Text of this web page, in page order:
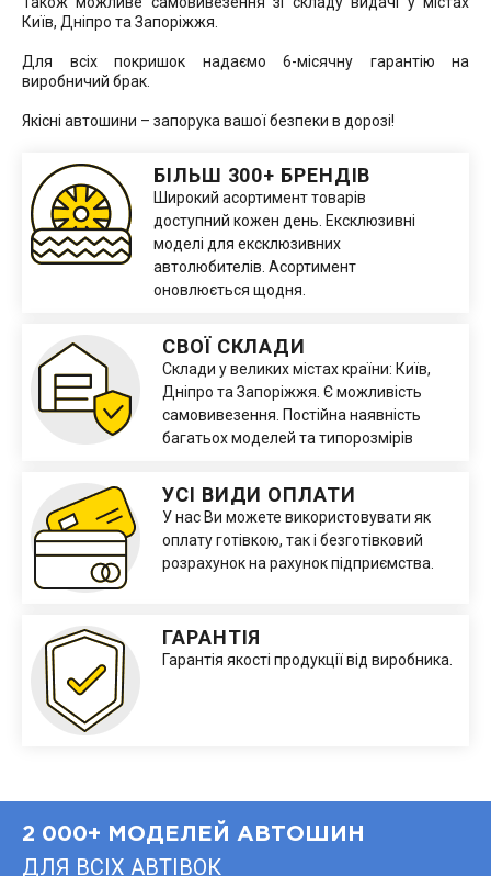
Київ, Дніпро та Запоріжжя.
Для всіх покришок надаємо 6-місячну гарантію на
виробничий брак.
Якісні автошини – запорука вашої безпеки в дорозі!
БІЛЬШ 300+ БРЕНДІВ
Широкий асортимент товарів
доступний кожен день. Ексклюзивні
моделі для ексклюзивних
автолюбителів. Асортимент
оновлюється щодня.
СВОЇ СКЛАДИ
Склади у великих містах країни: Київ,
Дніпро та Запоріжжя. Є можливість
самовивезення. Постійна наявність
багатьох моделей та типорозмірів
УСІ ВИДИ ОПЛАТИ
У нас Ви можете використовувати як
оплату готівкою, так і безготівковий
розрахунок на рахунок підприємства.
ГАРАНТІЯ
Гарантія якості продукції від виробника.
2 000+ МОДЕЛЕЙ АВТОШИН
ДЛЯ ВСІХ АВТІВОК